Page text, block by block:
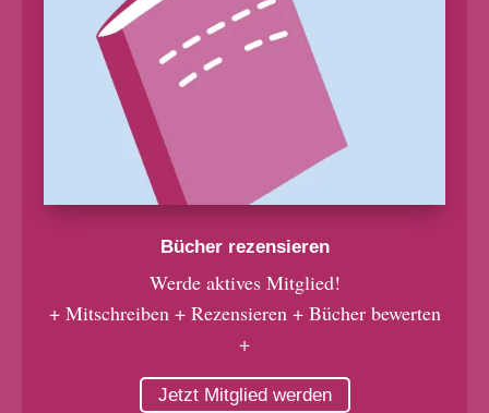
Bücher rezensieren
Werde aktives Mitglied!
+ Mitschreiben + Rezensieren + Bücher bewerten
+
Jetzt Mitglied werden